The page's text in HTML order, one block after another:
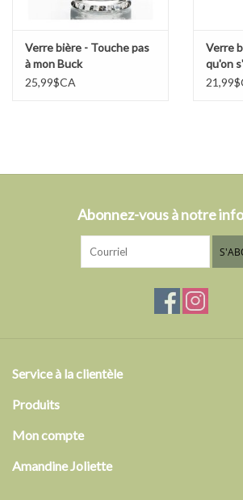
Verre bière - Touche pas
à mon Buck
25,99$CA
Verre
qu'on
Abonnez-vous à notre
Service à la clientèle
Produits
Mon compte
Amandine Joliette